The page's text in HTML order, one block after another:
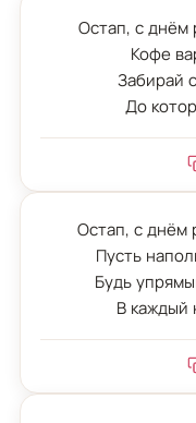
Остап, с днём
Кофе
Забирай
До
Остап, с днём
Пусть
Будь
В каждый